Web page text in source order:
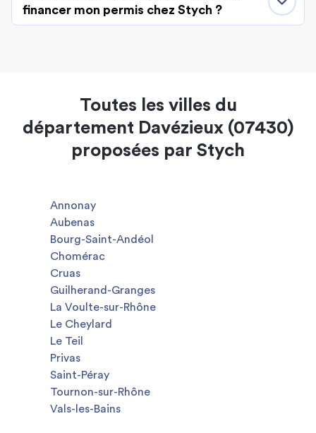
financer mon permis chez Stych ?
Toutes les villes du
département Davézieux (07430)
proposées par Stych
Annonay
Aubenas
Bourg-Saint-Andéol
Chomérac
Cruas
Guilherand-Granges
La Voulte-sur-Rhône
Le Cheylard
Le Teil
Privas
Saint-Péray
Tournon-sur-Rhône
Vals-les-Bains